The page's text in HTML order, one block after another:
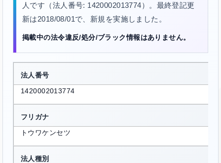
人です（法人番号: 1420002013774）。最終登記更
新は2018/08/01で、新規を実施しました。
掲載中の法令違反/処分/ブラック情報はありません。
法人番号
1420002013774
フリガナ
トウワケンセツ
法人種別